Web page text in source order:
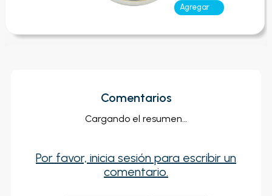
Agregar
Comentarios
Cargando el resumen…
Por favor, inicia sesión para escribir un
comentario.